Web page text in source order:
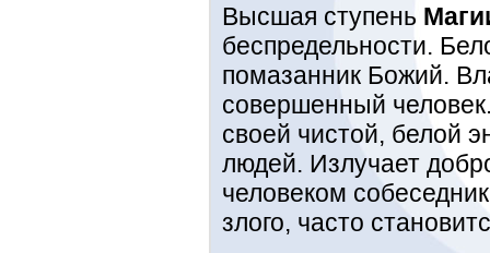
Высшая ступень
беспредельности.
помазанник Божий.
совершенный
своей чистой, белой
людей. Излучает
человеком
злого, часто